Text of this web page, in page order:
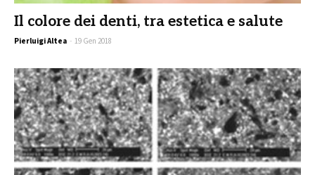
Il colore dei denti, tra estetica e salute
Pierluigi Altea - 19 Gen 2018